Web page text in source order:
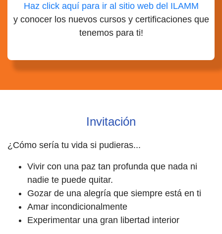
Haz click aquí para ir al sitio web del ILAMM
y conocer los nuevos cursos y certificaciones que
tenemos para ti!
Invitación
¿Cómo sería tu vida si pudieras...
Vivir con una paz tan profunda que nada ni
nadie te puede quitar.
Gozar de una alegría que siempre está en ti
Amar incondicionalmente
Experimentar una gran libertad interior